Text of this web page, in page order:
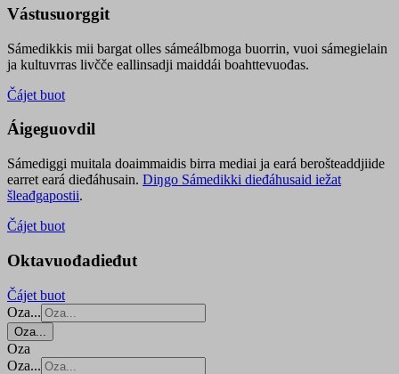
Vástusuorggit
Sámedikkis mii bargat olles sámeálbmoga buorrin, vuoi sámegielain
ja kultuvrras livčče eallinsadji maiddái boahttevuođas.
Čájet buot
Áigeguovdil
Sámediggi muitala doaimmaidis birra mediai ja eará berošteaddjiide
earret eará dieđáhusain. Diŋgo Sámedikki dieđáhusaid iežat
šleađgapostii.
Čájet buot
Oktavuođadieđut
Čájet buot
Oza...
Oza...
Oza
Oza...